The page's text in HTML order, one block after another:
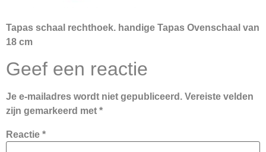
Tapas schaal rechthoek. handige Tapas Ovenschaal van
18 cm
Geef een reactie
Je e-mailadres wordt niet gepubliceerd. Vereiste velden
zijn gemarkeerd met *
Reactie *